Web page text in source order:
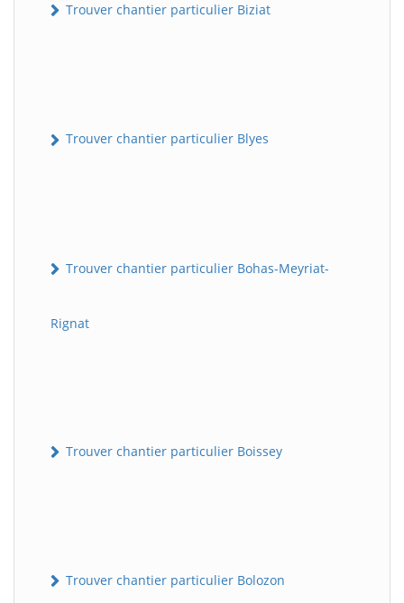
Trouver chantier particulier Biziat
Trouver chantier particulier Blyes
Trouver chantier particulier Bohas-Meyriat-
Rignat
Trouver chantier particulier Boissey
Trouver chantier particulier Bolozon